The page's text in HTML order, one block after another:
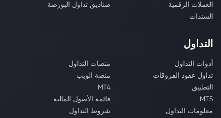
العملات الرقمية
صناديق تداول البورصة
السندات
التداول
أدوات التداول
منصات التداول
تداول عقود الفروقات
منصة الويب
التطبيق
MT4
MT5
قائمة الأصول المالية
معلومات التداول
شروط التداول